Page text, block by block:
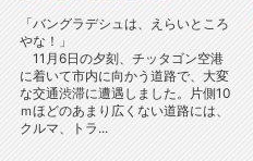
「バングラデシュは、えらいところ
やな！」
11月6日の夕刻、チッタゴン空港
に着いて市内に向かう道路で、大変
な交通渋滞に遭遇しました。片側10
ｍほどのあまり広くない道路には、
クルマ、トラ...